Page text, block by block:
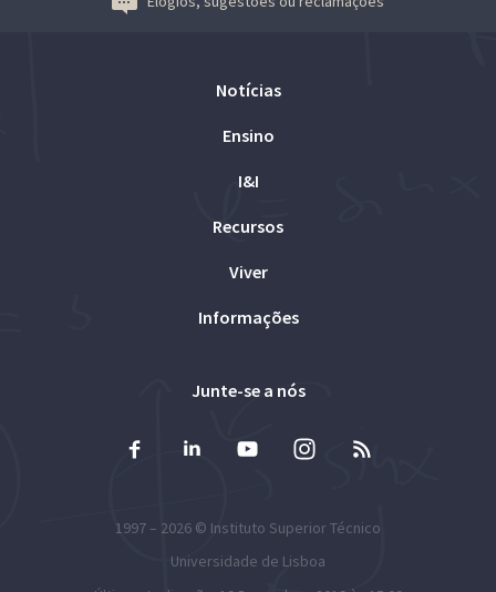
Notícias
Ensino
I&I
Recursos
Viver
Informações
Junte-se a nós
1997 – 2026 © Instituto Superior Técnico
Universidade de Lisboa